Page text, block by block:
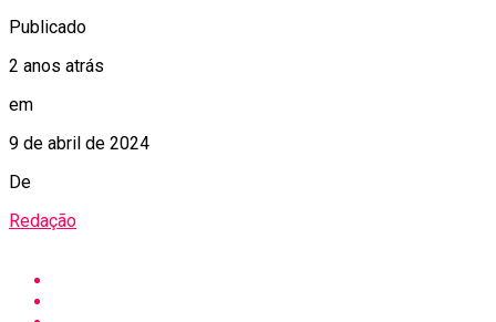
Publicado
2 anos atrás
em
9 de abril de 2024
De
Redação